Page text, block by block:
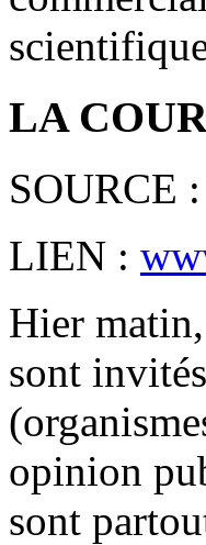
LA
SOURCE
LIEN :
Hier
sont
opinion
sont